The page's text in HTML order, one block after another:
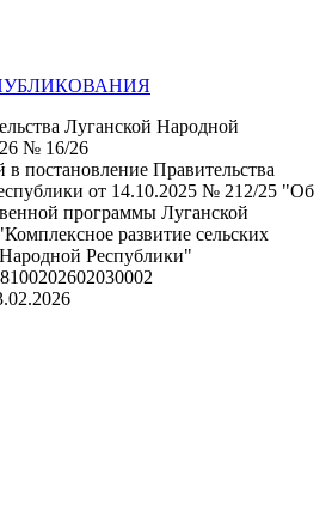
Луганской Народной
№ 16/26
постановление Правительства
от 14.10.2025 № 212/25 "Об
программы Луганской
развитие сельских
Республики"
8100202602030002